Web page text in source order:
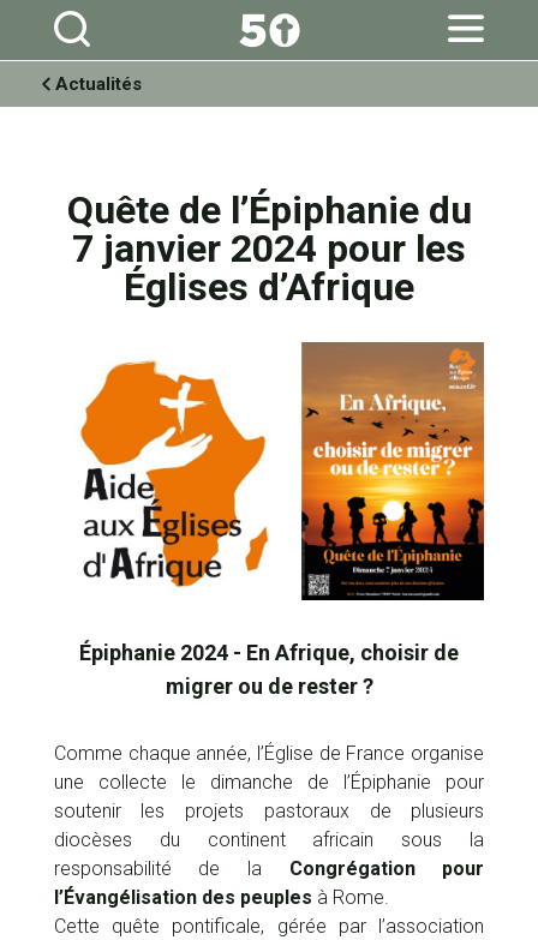
Aller
personnels
Actualités
Quête de l’Épiphanie du
7 janvier 2024 pour les
Églises d’Afrique
Épiphanie 2024 - En Afrique, choisir de
migrer ou de rester ?
Comme chaque année, l’Église de France organise
une collecte le dimanche de l’Épiphanie pour
soutenir les projets pastoraux de plusieurs
diocèses du continent africain sous la
responsabilité de la Congrégation pour
l’Évangélisation des peuples à Rome.
Cette quête pontificale, gérée par l’association